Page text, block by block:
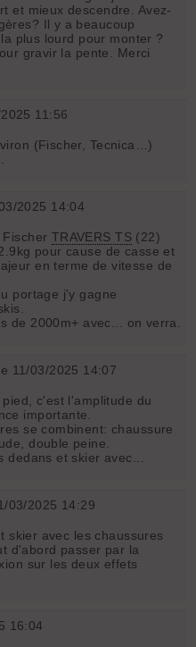
et mieux descendre. Avez-
Il y a beaucoup
plus lourd pour monter ?
gravir la pente. Merci
11:56
(Fischer, Tecnica…)
2025 14:04
TRAVERS TS (22)
pour cause de casse et
en terme de vitesse de
portage j'y gagne
de 2000m+ avec... on verra.
11/03/2025 14:07
c'est l'amplitude du
importante.
se combinent: chaussure
double peine.
et skier avec...
03/2025 14:29
skier avec les chaussures
d'abord passer par la
sur les deux effets
16:04